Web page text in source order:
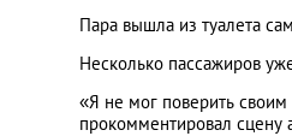
Пара вышла из туалета
Несколько пассажиров
«Я не мог поверить
прокомментировал